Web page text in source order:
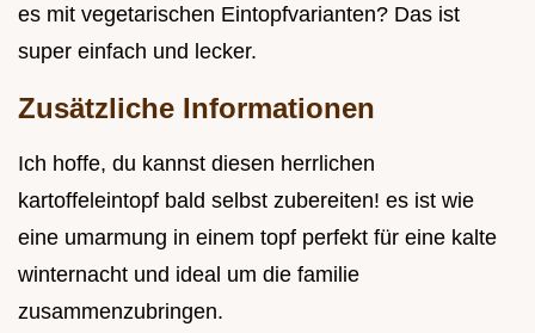
es mit vegetarischen Eintopfvarianten? Das ist
super einfach und lecker.
Zusätzliche Informationen
Ich hoffe, du kannst diesen herrlichen
kartoffeleintopf bald selbst zubereiten! es ist wie
eine umarmung in einem topf perfekt für eine kalte
winternacht und ideal um die familie
zusammenzubringen.